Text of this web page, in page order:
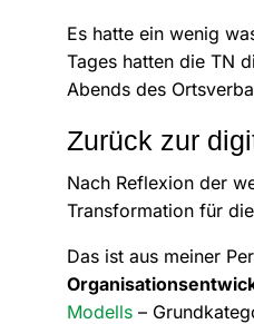
Es hatte ein wenig
Tages hatten die TN
Abends des
Zurück zur
Nach Reflexion der
Transformation für
Das ist aus meiner
Modells –